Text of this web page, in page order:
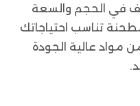
في الحجم والسعة
تناسب احتياجاتك
مواد عالية الجودة